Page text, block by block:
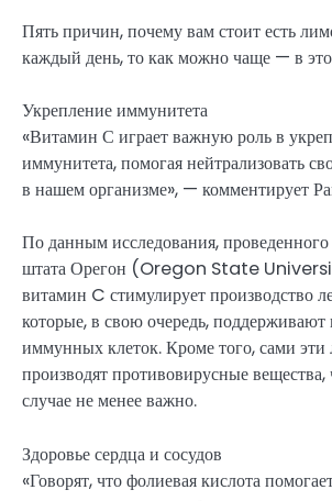
Пять причин, почему вам стоит есть
каждый день, то как можно чаще — в
Укрепление иммунитета
«Витамин С играет важную роль в
иммунитета, помогая нейтрализовать
в нашем организме», — комментирует
По данным исследования,
штата Орегон (Oregon State
витамин C стимулирует производство
которые, в свою очередь, поддерживают
иммунных клеток. Кроме того, сами
производят противовирусные
случае не менее важно.
Здоровье сердца и сосудов
«Говорят, что фолиевая кислота